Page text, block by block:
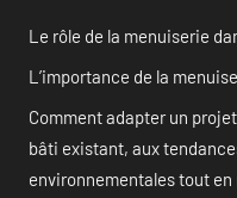
Le rôle de la menuiserie
L’importance de la
Comment adapter un
bâti existant, aux
environnementales tout